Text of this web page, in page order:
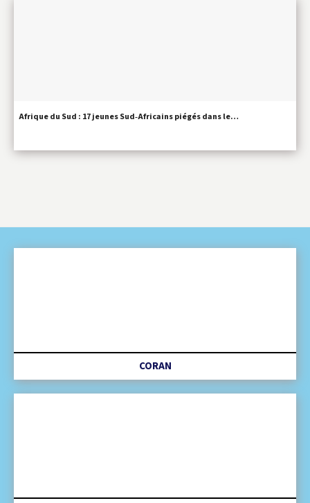
Afrique du Sud : 17 jeunes Sud‑Africains piégés dans le…
CORAN